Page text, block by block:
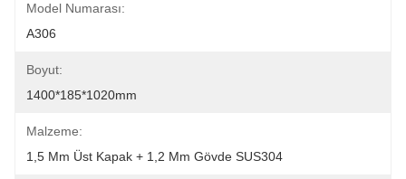
Model Numarası:
A306
Boyut:
1400*185*1020mm
Malzeme:
1,5 Mm Üst Kapak + 1,2 Mm Gövde SUS304